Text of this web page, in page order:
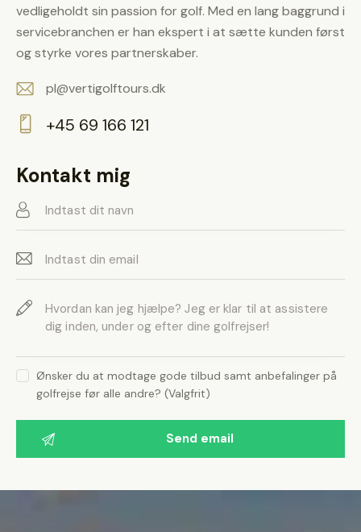
vedligeholdt sin passion for golf. Med en lang baggrund i
servicebranchen er han ekspert i at sætte kunden først
og styrke vores partnerskaber.
E-
m
pl@vertigolftours.dk
on
e:
+45 69 166 121
Kontakt mig
Ønsker du at modtage gode tilbud samt anbefalinger på
golfrejse før alle andre? (Valgfrit)